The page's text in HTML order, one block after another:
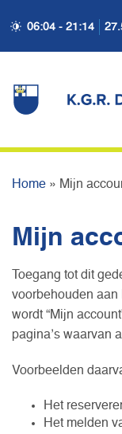
06:04 - 21:14
Home » Mijn
Mijn
Toegang tot dit
voorbehouden aan
wordt “Mijn
pagina’s waarvan
Voorbeelden
Het
Het melden